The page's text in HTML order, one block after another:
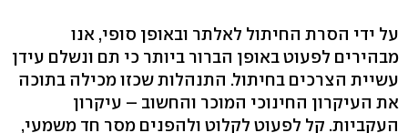
על ידי הסרת החיתול לאלתר ובאופן סופי, אנו
מבהירים לפעוט באופן הברור ביותר כי תם ונשלם עידן
עשיית הצרכים בחיתול. התנהלות שכזו מכילה בתוכה
את העיקרון החינוכי המוכר והחשוב – עיקרון
העקביות. קל לפעוט לקלוט ולהפנים מסר חד משמעי,